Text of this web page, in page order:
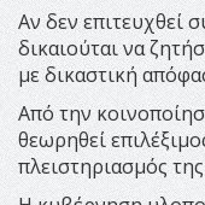
Αν δεν επιτευχθεί
δικαιούται να
με δικαστική
Από την
θεωρηθεί
πλειστηριασμός